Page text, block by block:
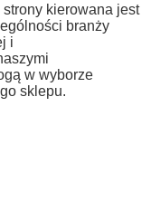
kierowana jest
branży
i
w wyborze
sklepu.